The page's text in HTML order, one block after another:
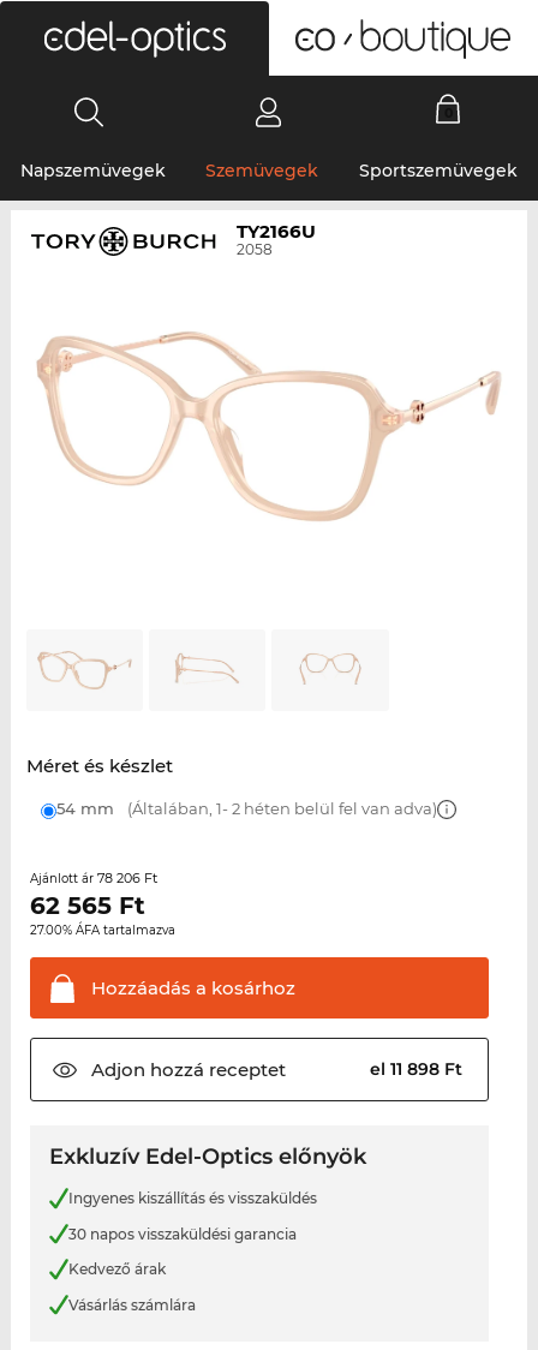
Napszemüvegek Szemüvegek Sportszemüvegek
TY2166U
2058
Méret és készlet
54 mm (Általában, 1- 2 héten belül fel van adva)
Ajánlott ár 78 206 Ft
62 565Ft
27.00% ÁFA tartalmazva
Hozzáadás a kosárhoz
Adjon hozzá receptet el 11 898 Ft
Exkluzív Edel-Optics előnyök
Ingyenes kiszállítás és visszaküldés
30 napos visszaküldési garancia
Kedvező árak
Vásárlás számlára